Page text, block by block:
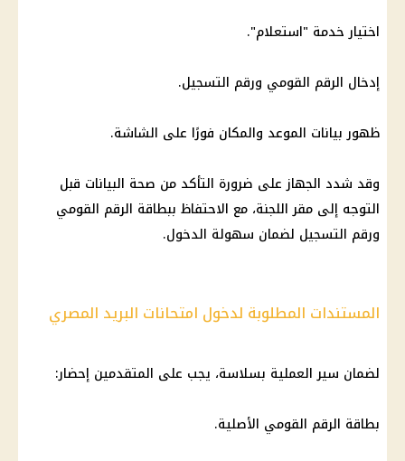
اختيار خدمة "استعلام".
إدخال الرقم القومي ورقم التسجيل.
ظهور بيانات الموعد والمكان فورًا على الشاشة.
وقد شدد الجهاز على ضرورة التأكد من صحة البيانات قبل
التوجه إلى مقر اللجنة، مع الاحتفاظ ببطاقة الرقم القومي
ورقم التسجيل لضمان سهولة الدخول.
المستندات المطلوبة لدخول امتحانات البريد المصري
لضمان سير العملية بسلاسة، يجب على المتقدمين إحضار:
بطاقة الرقم القومي الأصلية.